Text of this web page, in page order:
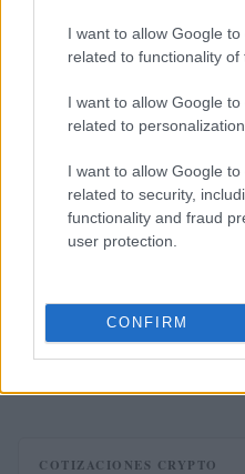
I want to allow Google
related to functionality of
I want to allow Google
related to personalization.
I want to allow Google
related to security,
functionality and fraud
user protection.
CONFIRM
FINANCIACIÓN
Situación financiera de la
COTIZACIONES CRYPTO